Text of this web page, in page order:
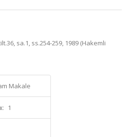
sa.1, ss.254-259, 1989 (Hakemli
Makale
1